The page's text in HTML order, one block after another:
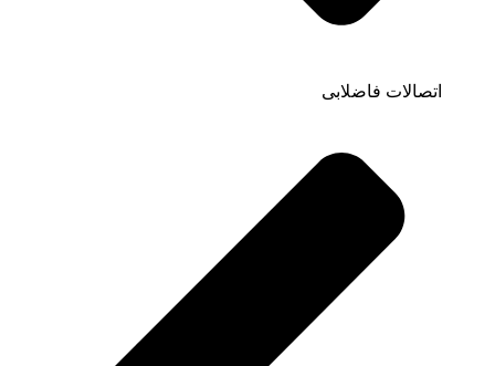
اتصالات فاضلابی